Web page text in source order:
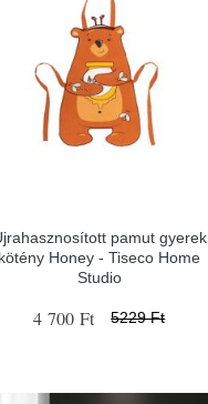
pamut gyerek
kötény Honey - Tiseco Home
Studio
4 700 Ft 5229 Ft